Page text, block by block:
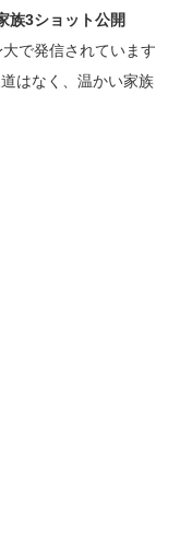
族3ショット公開
で発信されています
はなく、温かい家族